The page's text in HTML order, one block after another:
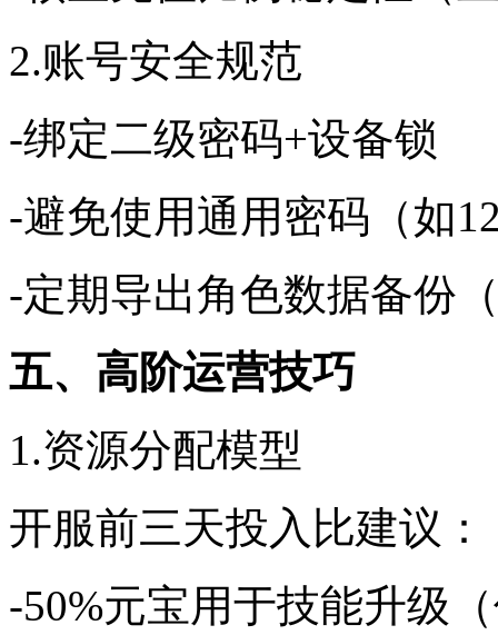
2.账号安全规范
-绑定二级密码+设备锁
-避免使用通用密码（如
-定期导出角色数据备份
五、高阶运营技巧
1.资源分配模型
开服前三天投入比建议：
-50%元宝用于技能升级